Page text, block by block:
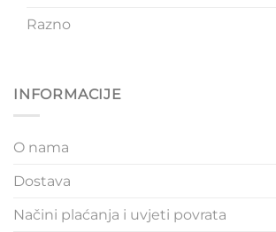
Razno
INFORMACIJE
O nama
Dostava
Načini plaćanja i uvjeti povrata